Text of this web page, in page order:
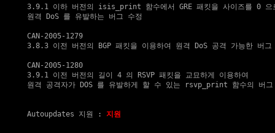
3.9.1 이하 버전의 isis_print 함수에서 GRE 패킷을 사이즈를 0 으
원격 DoS 를 유발하는 버그 수정
CAN-2005-1279
3.8.3 이전 버전의 BGP 패킷을 이용하여 원격 DoS 공격 가능한 버그
CAN-2005-1280
3.9.1 이전 버전의 길이 4 의 RSVP 패킷을 교묘하게 이용하여
원격 공격자가 DOS 를 유발하게 할 수 있는 rsvp_print 함수의 버그
Autoupdates 지원 : 지원